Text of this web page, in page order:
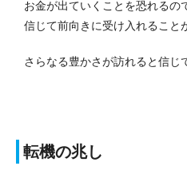
お金が出ていくことを恐れるの
信じて前向きに受け入れること
さらなる豊かさが訪れると信じ
転機の兆し